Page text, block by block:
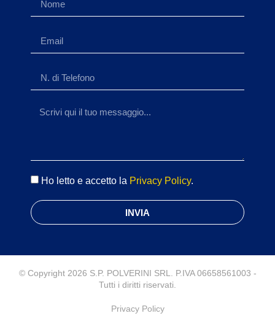
Ho letto e accetto la Privacy Policy.
INVIA
© Copyright 2026 S.P. POLVERINI SRL. P.IVA 06658561003 -
Tutti i diritti riservati.
Privacy Policy